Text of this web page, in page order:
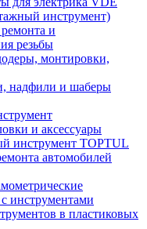
инструмент)
и
резьбы
монтировки,
надфили и шаберы
и аксессуары
инструмент TOPTUL
автомобилей
инструментами
в пластиковых